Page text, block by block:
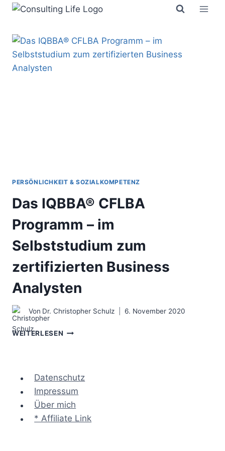
Zum
springen
PERSÖNLICHKEIT & SOZIALKOMPETENZ
Das IQBBA® CFLBA
Programm – im
Selbststudium zum
zertifizierten Business
Analysten
Von Dr. Christopher Schulz 6. November 2020
WEITERLESEN DAS
IM
SELBSTSTUDIUM
ZUM
ZERTIFIZIERTEN
Datenschutz
Impressum
Über mich
* Affiliate Link